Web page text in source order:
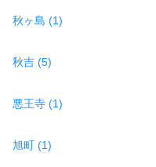
秋ヶ島 (1)
秋吉 (5)
悪王寺 (1)
旭町 (1)